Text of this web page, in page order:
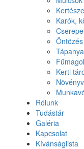
Karók,
Kerti
Rólunk
Tudástár
Galéria
Kapcsolat
Kívánságlista